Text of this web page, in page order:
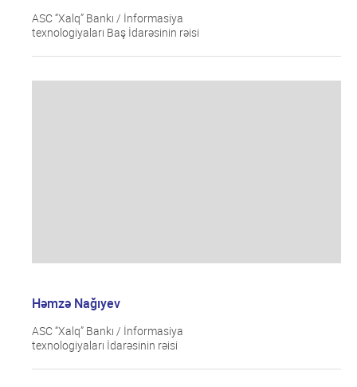
ASC “Xalq” Bankı / İnformasiya
texnologiyaları Baş İdarəsinin rəisi
Həmzə Nağıyev
ASC “Xalq” Bankı / İnformasiya
texnologiyaları İdarəsinin rəisi